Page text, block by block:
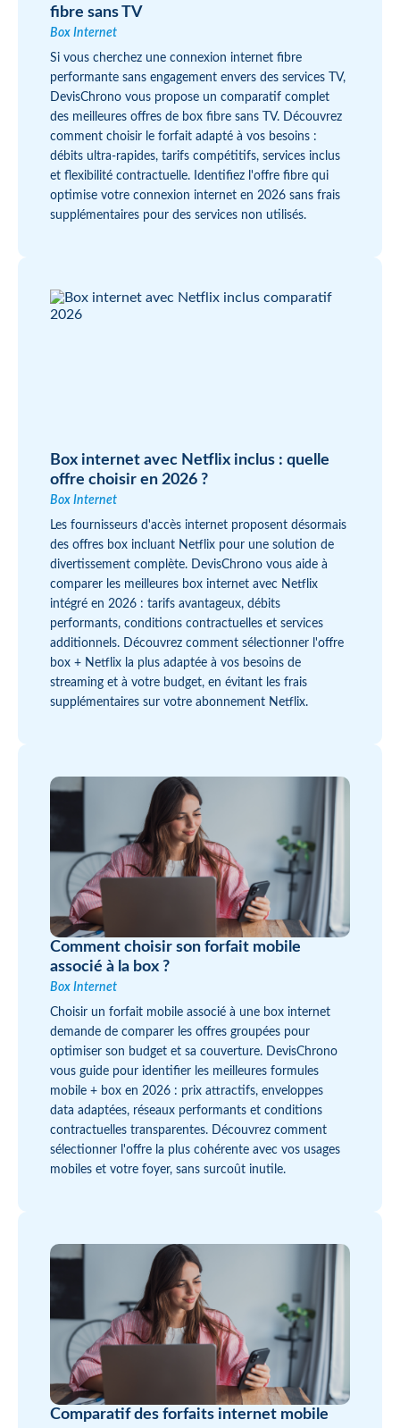
fibre sans TV
Box Internet
Si vous cherchez une connexion internet fibre
performante sans engagement envers des services TV,
DevisChrono vous propose un comparatif complet
des meilleures offres de box fibre sans TV. Découvrez
comment choisir le forfait adapté à vos besoins :
débits ultra-rapides, tarifs compétitifs, services inclus
et flexibilité contractuelle. Identifiez l'offre fibre qui
optimise votre connexion internet en 2026 sans frais
supplémentaires pour des services non utilisés.
Box internet avec Netflix inclus : quelle
offre choisir en 2026 ?
Box Internet
Les fournisseurs d'accès internet proposent désormais
des offres box incluant Netflix pour une solution de
divertissement complète. DevisChrono vous aide à
comparer les meilleures box internet avec Netflix
intégré en 2026 : tarifs avantageux, débits
performants, conditions contractuelles et services
additionnels. Découvrez comment sélectionner l'offre
box + Netflix la plus adaptée à vos besoins de
streaming et à votre budget, en évitant les frais
supplémentaires sur votre abonnement Netflix.
Comment choisir son forfait mobile
associé à la box ?
Box Internet
Choisir un forfait mobile associé à une box internet
demande de comparer les offres groupées pour
optimiser son budget et sa couverture. DevisChrono
vous guide pour identifier les meilleures formules
mobile + box en 2026 : prix attractifs, enveloppes
data adaptées, réseaux performants et conditions
contractuelles transparentes. Découvrez comment
sélectionner l'offre la plus cohérente avec vos usages
mobiles et votre foyer, sans surcoût inutile.
Comparatif des forfaits internet mobile